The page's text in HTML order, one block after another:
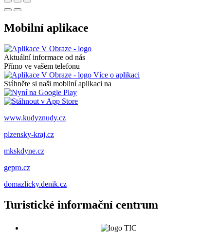
Mobilní aplikace
Aktuální informace od nás
Přímo ve vašem telefonu
Více o aplikaci
Stáhněte si naši mobilní aplikaci na
www.kudyznudy.cz
plzensky-kraj.cz
mkskdyne.cz
gepro.cz
domazlicky.denik.cz
Turistické informační centrum